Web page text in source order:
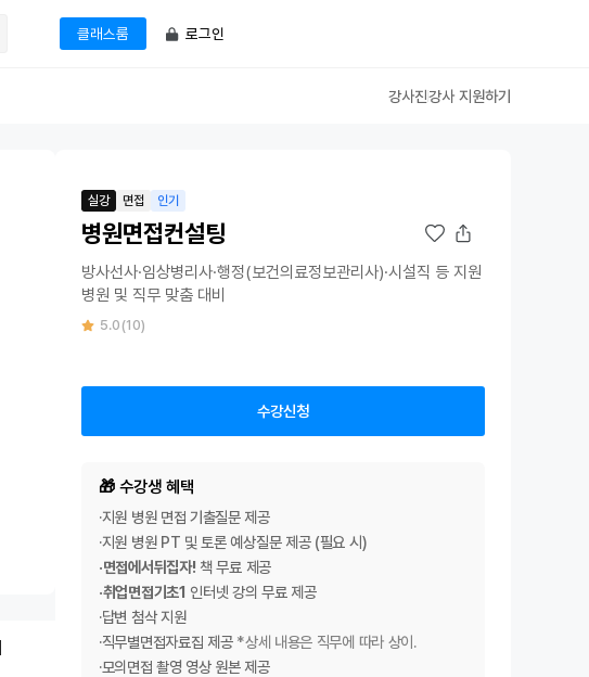
클래스룸 로그인
강사진강사 지원하기
실강 면접 인기
병원면접컨설팅
방사선사·임상병리사·행정(보건의료정보관리사)·시설직 등 지원
병원 및 직무 맞춤 대비
5.0 (10)
수강신청
🎁 수강생 혜택
·지원 병원 면접 기출질문 제공
·지원 병원 PT 및 토론 예상질문 제공 (필요 시)
·면접에서뒤집자! 책 무료 제공
·취업면접기초1 인터넷 강의 무료 제공
·답변 첨삭 지원
·직무별면접자료집 제공*상세 내용은 직무에 따라 상이.
·모의면접 촬영 영상 원본 제공